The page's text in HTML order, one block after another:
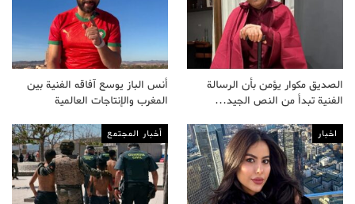
الصديق مكوار يؤمن بأن الرسالة
الفنية تبدأ من النص الجيد…
أنس الباز يوسع آفاقه الفنية بين
المغرب والإنتاجات العالمية
اخبار أخبار المجتمع